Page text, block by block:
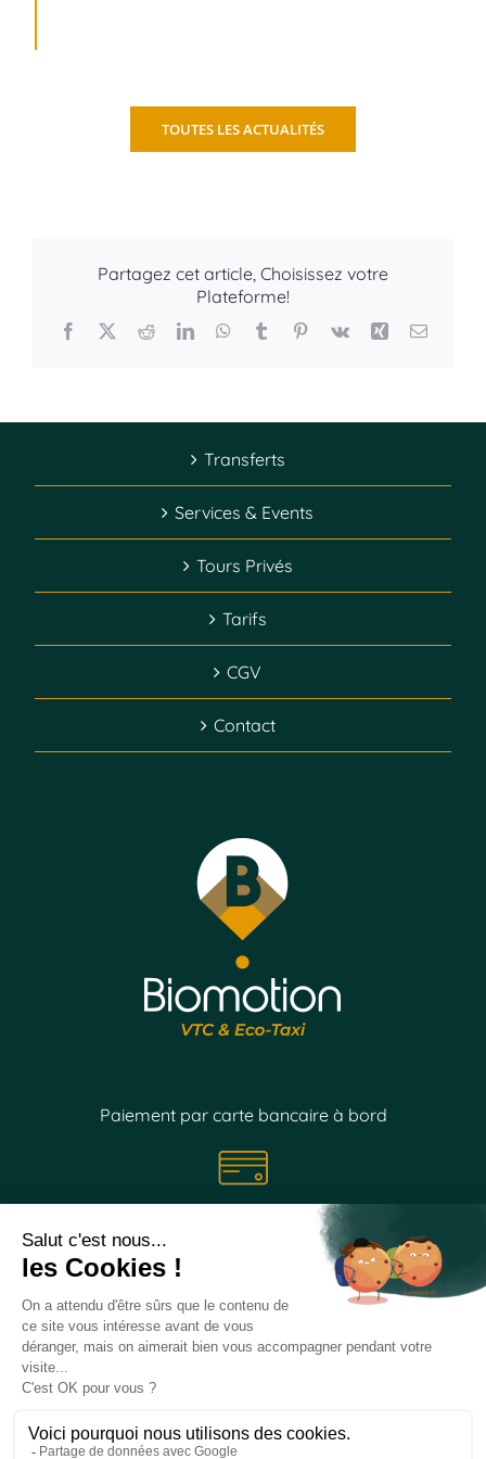
Infos pratiques et déplacements
TOUTES LES ACTUALITÉS
Partagez cet article, Choisissez votre
Plateforme!
Facebook
X RedditLinkedInWhatsApp
TumblrPinterest
Vk Xing Email
Transferts
Services & Events
Tours Privés
Tarifs
CGV
Contact
Paiement par carte bancaire à bord
Suivez nos
actualités
sur les réseaux sociaux